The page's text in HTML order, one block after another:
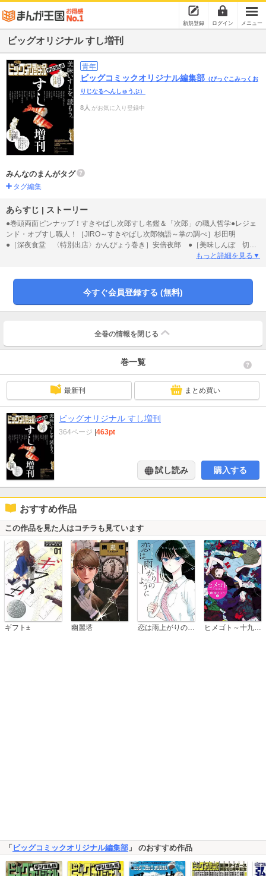
新規登録 ログイン メニュー
ビッグオリジナル すし増刊
青年
ビッグコミックオリジナル編集部 （びっぐこみっくお
りじなるへんしゅうぶ）
8人 がお気に入り登録中
みんなのまんがタグ
タグ編集
あらすじ | ストーリー
●巻頭両面ピンナップ！すきやばし次郎すし名鑑＆「次郎」の職人哲学●レジェ
ンド・オブすし職人！［JIRO～すきやばし次郎物語～掌の調べ］杉田明
●［深夜食堂 〈特別出店〉かんぴょう巻き］安倍夜郎 ●［美味しんぼ 切れ
あじこそ“味”］作・雁屋哲 画・花咲アキラ ●［ネタもご縁も一期一会 〈『将
ざま鋭二 ●［玄人のひとりごと 〈玄人のリズム〉＜回転寿司、皆伝＞〈玄人
雀士の返し技〉］中島徹 ●［寿司ロボットで金髪美女の心を?め！］見ル野栄
子 ●［すし少年］原克玄 ●［パープル・レイン］太田基之 ●［本格派
い！］ウラモトユウコ ●［やけ寿司 ～抱擁と別れ～］くれよんカンパニー
『ビッグコミックオリジナル すし増刊号』デジタル版には、紙版の付録、特典
等は含まれません。
もっと詳細を見る▼
今すぐ会員登録する (無料)
全巻の情報を 閉じる
巻一覧
最新刊 まとめ買い
ビッグオリジナル すし増刊
364ページ |463pt
試し読み 購入する
おすすめ作品
この作品を見た人はコチラも見ています
ギフト± 幽麗塔
「ビッグコミックオリジナル編集部 」 のおすすめ作品